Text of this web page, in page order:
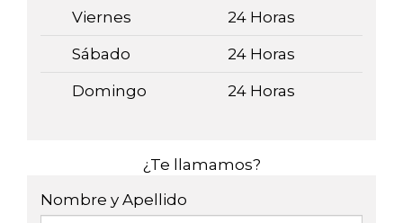
Viernes 24 Horas
Sábado 24 Horas
Domingo 24 Horas
¿Te llamamos?
Nombre y Apellido